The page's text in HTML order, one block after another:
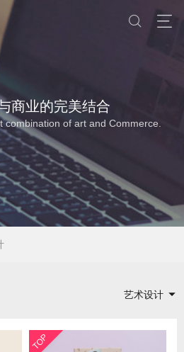
商业的完美结合
of art and Commerce.
艺术设计
TOP